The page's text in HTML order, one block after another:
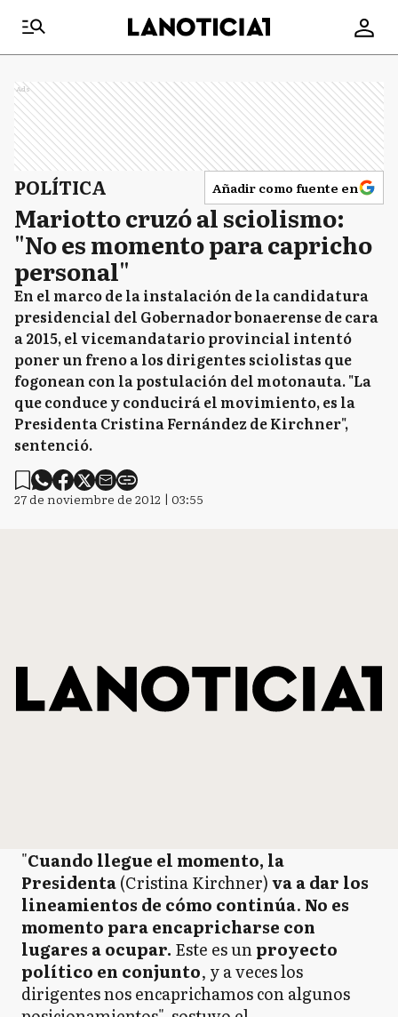
Ads
POLÍTICA Añadir como fuente en
Mariotto cruzó al sciolismo:
"No es momento para capricho
personal"
En el marco de la instalación de la candidatura
presidencial del Gobernador bonaerense de cara
a 2015, el vicemandatario provincial intentó
poner un freno a los dirigentes sciolistas que
fogonean con la postulación del motonauta. "La
que conduce y conducirá el movimiento, es la
Presidenta Cristina Fernández de Kirchner",
sentenció.
27 de noviembre de 2012 | 03:55
"Cuando llegue el momento, la
Presidenta(Cristina Kirchner)va a dar los
lineamientos de cómo continúa. No es
momento para encapricharse con
lugares a ocupar. Este es unproyecto
político en conjunto, y a veces los
dirigentes nos encaprichamos con algunos